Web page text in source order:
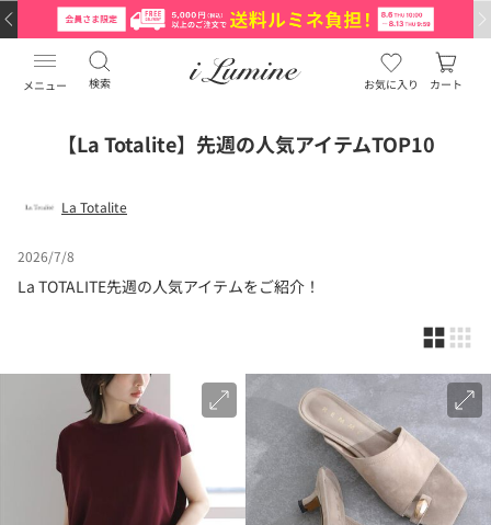
メニュー 検索 お気に入り カート
【La Totalite】先週の人気アイテムTOP10
La Totalite
2026/7/8
La TOTALITE先週の人気アイテムをご紹介！